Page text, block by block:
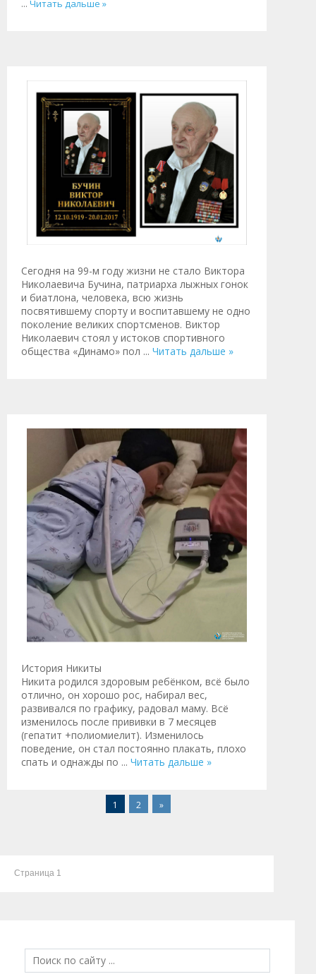
... Читать дальше »
Сегодня на 99-м году жизни не стало Виктора
Николаевича Бучина, патриарха лыжных гонок
и биатлона, человека, всю жизнь
посвятившему спорту и воспитавшему не одно
поколение великих спортсменов. Виктор
Николаевич стоял у истоков спортивного
общества «Динамо» пол ... Читать дальше »
История Никиты
Никита родился здоровым ребёнком, всё было
отлично, он хорошо рос, набирал вес,
развивался по графику, радовал маму. Всё
изменилось после прививки в 7 месяцев
(гепатит +полиомиелит). Изменилось
поведение, он стал постоянно плакать, плохо
спать и однажды по ... Читать дальше »
1 2 »
Страница 1